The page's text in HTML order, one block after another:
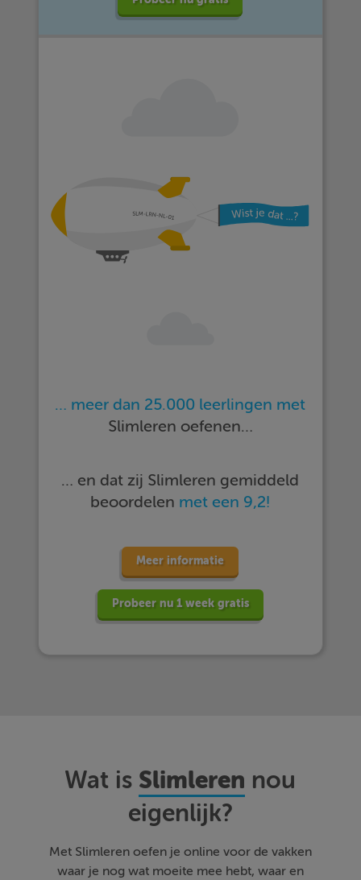
… meer dan 25.000 leerlingen met
Slimleren oefenen…
… en dat zij Slimleren gemiddeld
beoordelen met een 9,2!
Meer informatie
Probeer nu 1 week gratis
Wat is Slimleren nou
eigenlijk?
Met Slimleren oefen je online voor de vakken
waar je nog wat moeite mee hebt, waar en